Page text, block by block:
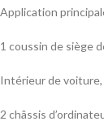
Application
1 coussin de siège
Intérieur de
2 châssis